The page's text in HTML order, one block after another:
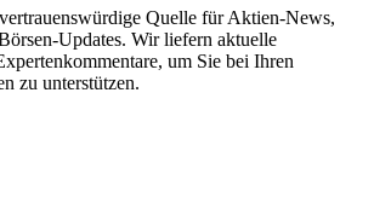
Quelle für Aktien-News,
Updates. Wir liefern aktuelle
um Sie bei Ihren
zu unterstützen.